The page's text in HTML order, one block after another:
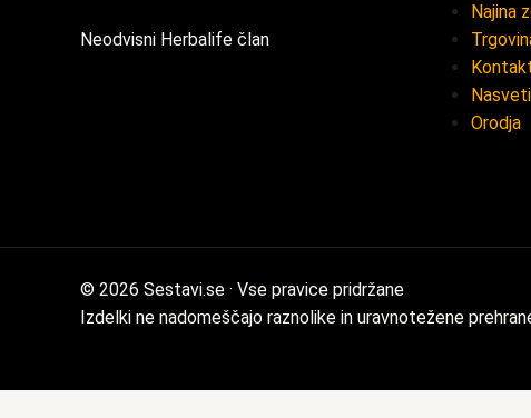
Neodvisni Herbalife član
Najina
Nasveti
Orodja
© 2026 Sestavi.se · Vse pravice pridržane
Izdelki ne nadomeščajo raznolike in uravnotežene